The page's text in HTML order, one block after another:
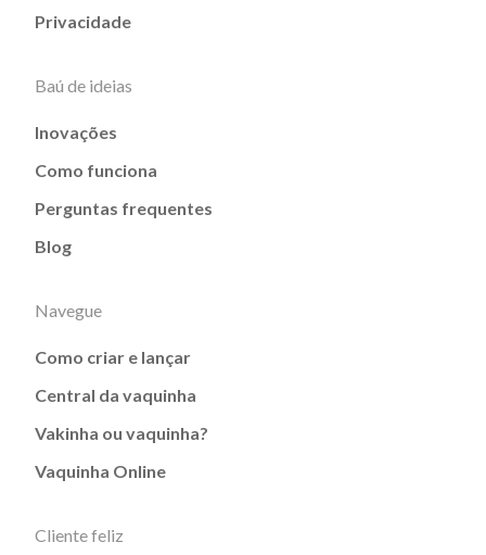
Privacidade
Baú de ideias
Inovações
Como funciona
Perguntas frequentes
Blog
Navegue
Como criar e lançar
Central da vaquinha
Vakinha ou vaquinha?
Vaquinha Online
Cliente feliz